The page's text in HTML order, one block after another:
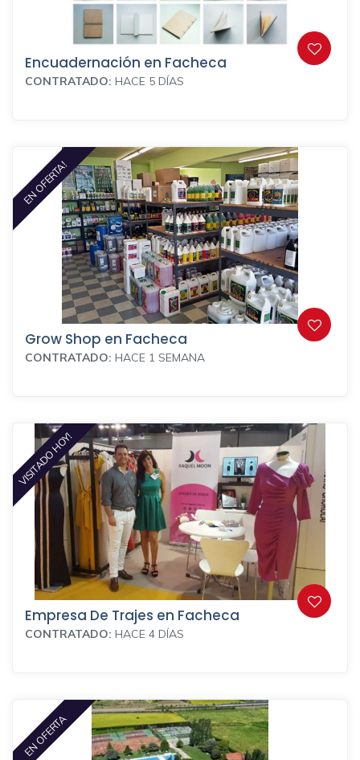
Encuadernación en Facheca
CONTRATADO: HACE 5 DÍAS
EN OFERTA!
Grow Shop en Facheca
CONTRATADO: HACE 1 SEMANA
VISITADO HOY!
Empresa De Trajes en Facheca
CONTRATADO: HACE 4 DÍAS
EN OFERTA